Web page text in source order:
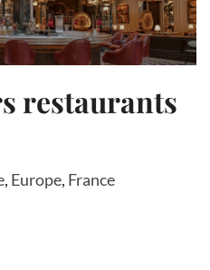
restaurants
, Europe, France